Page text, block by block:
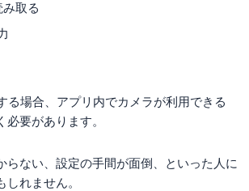
取る
る場合、アプリ内でカメラが利用できる
必要があります。
らない、設定の手間が面倒、といった人に
れません。